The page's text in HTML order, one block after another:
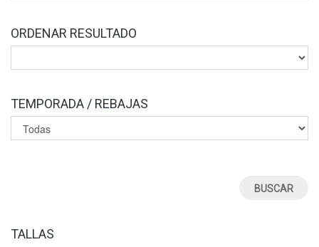
ORDENAR RESULTADO
TEMPORADA / REBAJAS
TALLAS